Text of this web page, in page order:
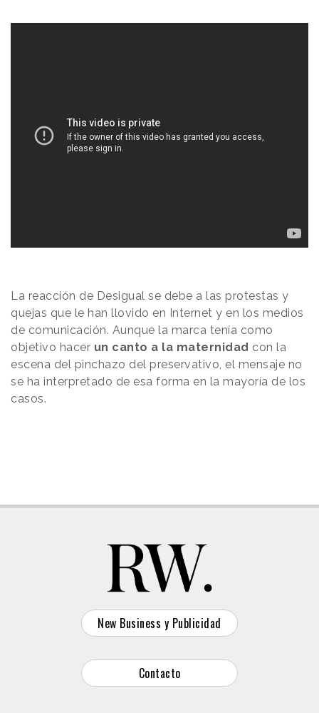
La reacción de Desigual se debe a las protestas y
quejas que le han llovido en Internet y en los medios
de comunicación. Aunque la marca tenía como
objetivo hacer un canto a la maternidad con la
escena del pinchazo del preservativo, el mensaje no
se ha interpretado de esa forma en la mayoría de los
casos.
New Business y Publicidad
Contacto